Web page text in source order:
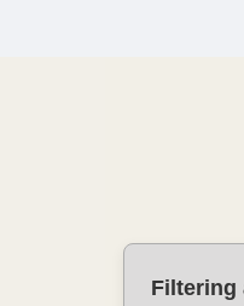
Filtering